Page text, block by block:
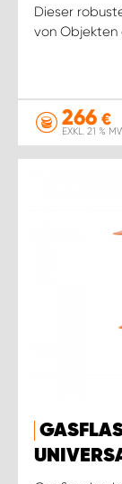
Dieser
von Objekten
266 €
EXKL. 21 %